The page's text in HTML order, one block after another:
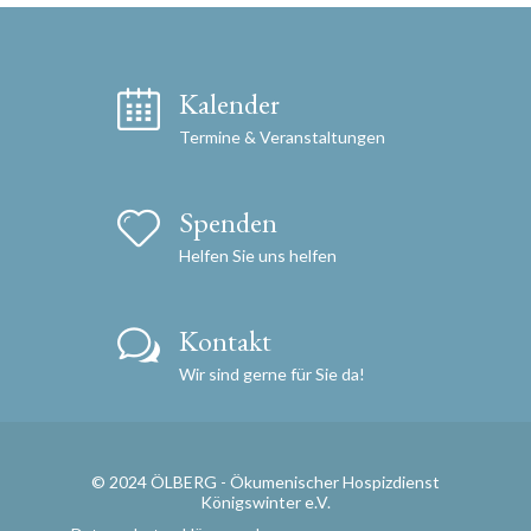
Kalender
Termine & Veranstaltungen
Spenden
Helfen Sie uns helfen
Kontakt
Wir sind gerne für Sie da!
© 2024 ÖLBERG - Ökumenischer Hospizdienst
Königswinter e.V.